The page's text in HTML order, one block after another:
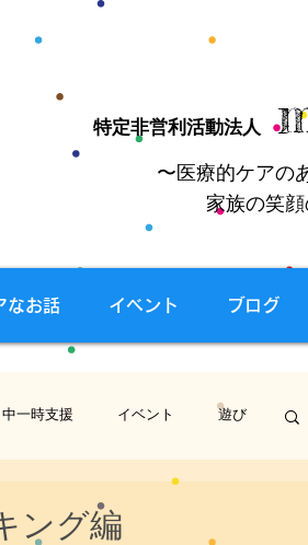
特定非営利活動法人
〜医療的ケアの
家族の笑
なお話 イベント ブログ
中一時支援 イベント 遊び
Facebook
ング編